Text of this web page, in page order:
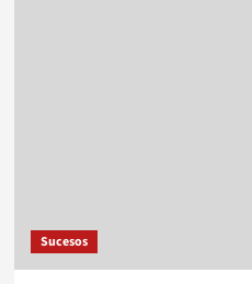
Sucesos